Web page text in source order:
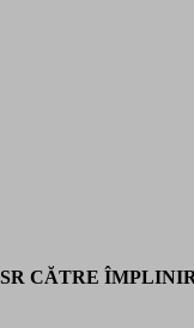
CĂTRE